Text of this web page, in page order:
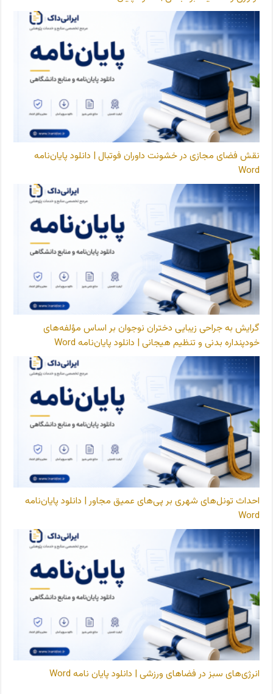
نقش فضای مجازی در خشونت داوران فوتبال | دانلود پایان‌نامه
Word
گرایش به جراحی زیبایی دختران نوجوان بر اساس مؤلفه‌های
خودپنداره بدنی و تنظیم هیجانی | دانلود پایان‌نامه Word
احداث تونل‌های شهری بر پی‌های عمیق مجاور | دانلود پایان‌نامه
Word
انرژی‌های سبز در فضاهای ورزشی | دانلود پایان نامه Word